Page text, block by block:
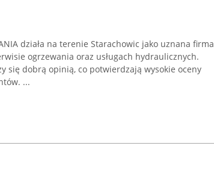
działa na terenie Starachowic jako uznana firma
ogrzewania oraz usługach hydraulicznych.
się dobrą opinią, co potwierdzają wysokie oceny
...